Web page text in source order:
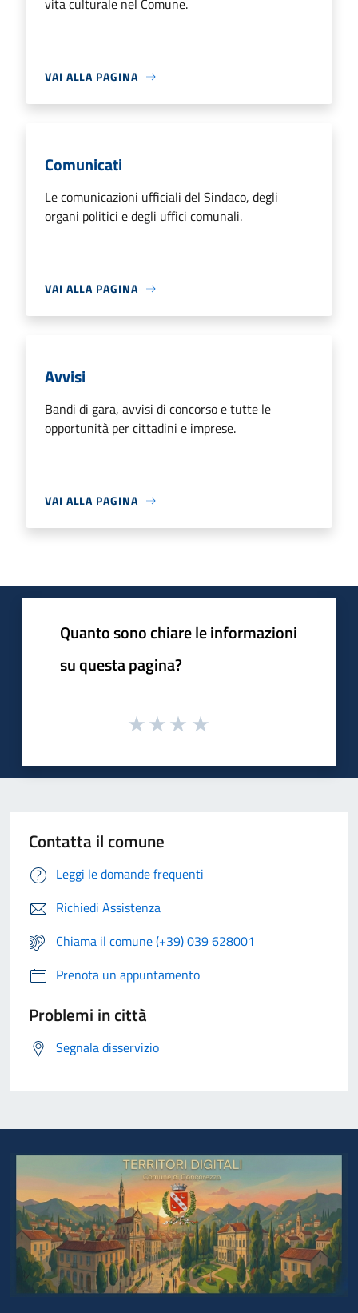
vita culturale nel Comune.
VAI ALLA PAGINA
Comunicati
Le comunicazioni ufficiali del Sindaco, degli
organi politici e degli uffici comunali.
VAI ALLA PAGINA
Avvisi
Bandi di gara, avvisi di concorso e tutte le
opportunità per cittadini e imprese.
VAI ALLA PAGINA
Quanto sono chiare le informazioni
su questa pagina?
Contatta il comune
Leggi le domande frequenti
Richiedi Assistenza
Chiama il comune (+39) 039 628001
Prenota un appuntamento
Problemi in città
Segnala disservizio